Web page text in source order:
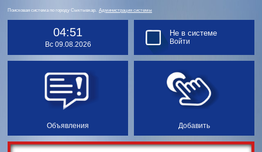
Поисковая система по городу Сыктывкар. Администрация системы
04:51
Вс 09.08.2026
Объявления Добавить
Не в системе
Войти